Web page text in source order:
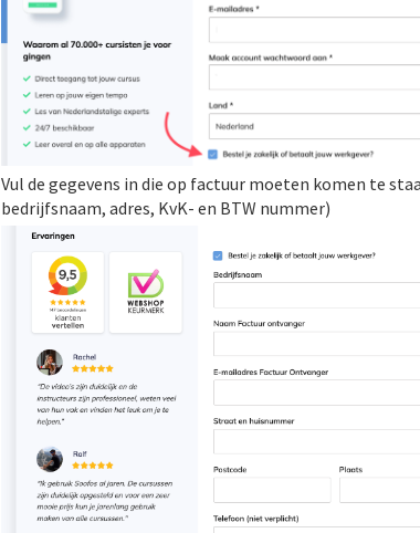
Vul de gegevens in die op factuur moeten komen te
bedrijfsnaam, adres, KvK- en BTW nummer)